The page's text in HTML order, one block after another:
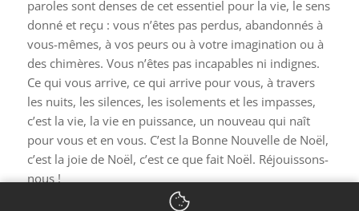
paroles sont denses de cet essentiel pour la vie, le sens
donné et reçu : vous n’êtes pas perdus, abandonnés à
vous-mêmes, à vos peurs ou à votre imagination ou à
des chimères. Vous n’êtes pas incapables ni indignes.
Ce qui vous arrive, ce qui arrive pour vous, à travers
les nuits, les silences, les isolements et les impasses,
c’est la vie, la vie en puissance, un nouveau qui naît
pour vous et en vous. C’est la Bonne Nouvelle de Noël,
c’est la joie de Noël, c’est ce que fait Noël. Réjouissons-
nous !
Amen